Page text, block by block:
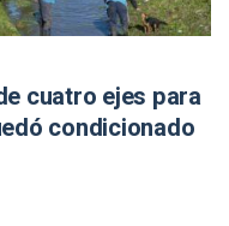
cuatro ejes para
condicionado